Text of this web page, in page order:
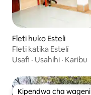
Fleti huko Esteli
Fleti katika Estelí
Usafi · Usahihi · Karibu
Kipendwa cha wageni